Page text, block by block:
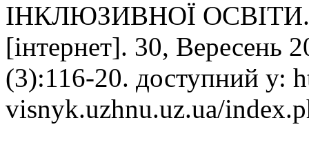
ІНКЛЮЗИВНОЇ ОСВІТИ.
[інтернет]. 30, Вересень
(3):116-20. доступний у:
visnyk.uzhnu.uz.ua/